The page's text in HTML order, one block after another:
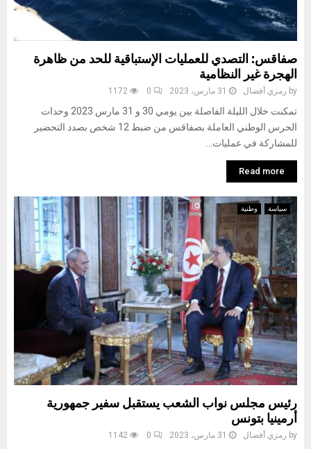
صفاقس: التصدي للعمليات الإستباقية للحد من ظاهرة
الهجرة غير النظامية
by رمزي أفضال 31 مارس، 2023 0
1172
تمكنت خلال الليلة الفاصلة بين يومي 30 و 31 مارس 2023 وحدات
الحرس الوطني العاملة بصفاقس من ضبط 12 شخص بصدد التحضير
للمشاركة في عمليات...
Read more
سياسة وطنية
رئيس مجلس نواب الشعب يستقبل سفير جمهورية
أرمينيا بتونس
by رمزي أفضال 31 مارس، 2023 0
1142